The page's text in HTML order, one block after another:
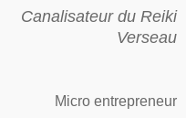
Canalisateur du Reiki
Verseau
Micro entrepreneur